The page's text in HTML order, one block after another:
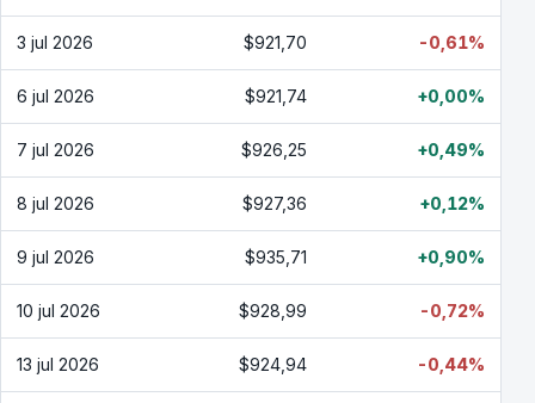
3 jul 2026 $921,70 -0,61%
6 jul 2026 $921,74 +0,00%
7 jul 2026 $926,25 +0,49%
8 jul 2026 $927,36 +0,12%
9 jul 2026 $935,71 +0,90%
10 jul 2026 $928,99 -0,72%
13 jul 2026 $924,94 -0,44%